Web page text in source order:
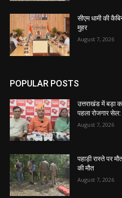
सीएम धामी की
मुहर
August 7, 2026
POPULAR POSTS
उत्तराखंड में बड़ा
पहला रोजगार
August 7, 2026
पहाड़ी रास्ते पर
की मौत
August 7, 2026